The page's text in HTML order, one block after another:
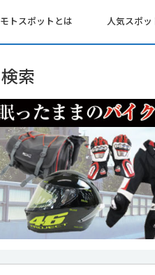
モトスポットとは 人気スポッ
検索